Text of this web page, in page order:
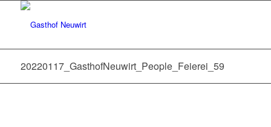
20220117_GasthofNeuwirt_People_Feierei_59